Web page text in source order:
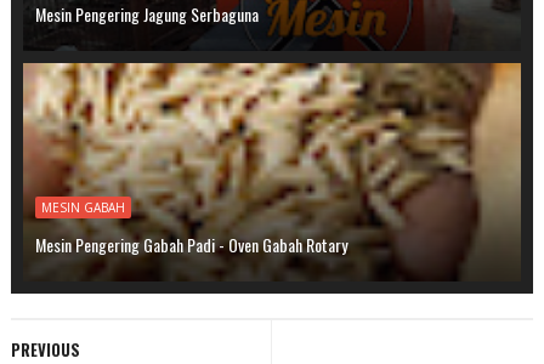
Mesin Pengering Jagung Serbaguna
MESIN GABAH
Mesin Pengering Gabah Padi - Oven Gabah Rotary
PREVIOUS